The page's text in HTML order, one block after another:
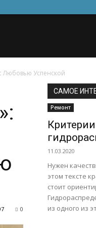
Любовью Успенской
0
САМОЕ
Ремонт
11.03.2020
Нужен
этом тексте
стоит
из одного из